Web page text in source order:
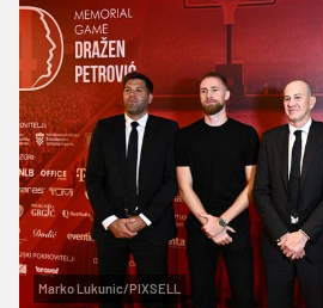
Marko Lukunic/PIXSELL